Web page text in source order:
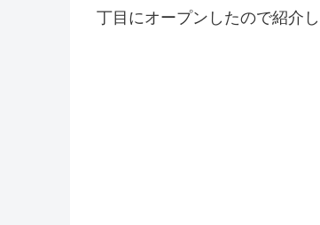
丁目にオープンしたので紹介し